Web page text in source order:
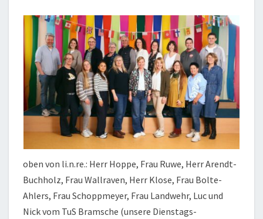
oben von li.n.re.: Herr Hoppe, Frau Ruwe, Herr Arendt-
Buchholz, Frau Wallraven, Herr Klose, Frau Bolte-
Ahlers, Frau Schoppmeyer, Frau Landwehr, Luc und
Nick vom TuS Bramsche (unsere Dienstags-